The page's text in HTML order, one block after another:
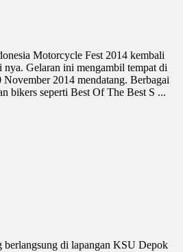
Motorcycle Fest 2014 kembali
Gelaran ini mengambil tempat di
2014 mendatang. Berbagai
bikers seperti Best Of The Best S ...
di lapangan KSU Depok